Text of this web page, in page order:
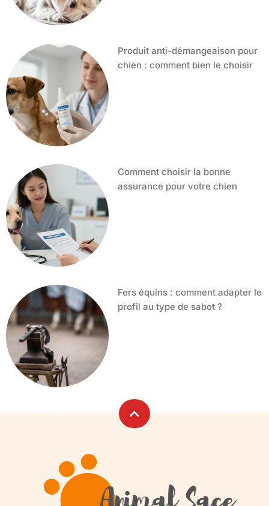
Produit anti-démangeaison pour
chien : comment bien le choisir
Comment choisir la bonne
assurance pour votre chien
Fers équins : comment adapter le
profil au type de sabot ?